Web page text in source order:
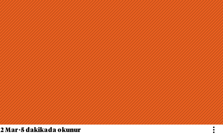
2 Mar 5 dakikada okunur